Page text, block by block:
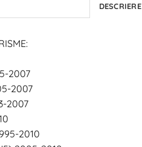
DESCRIERE
2007
2007
2007
2010